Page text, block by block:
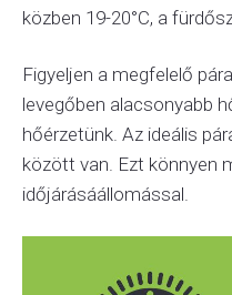
közben 19-20°C, a
Figyeljen a megfelelő
levegőben alacsonyabb
hőérzetünk. Az ideális
között van. Ezt könnyen
időjárásáállomással.